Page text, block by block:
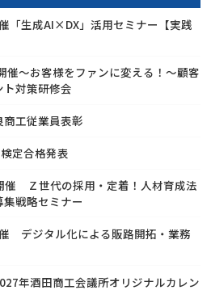
「生成AI×DX」活用セミナー【実践
催～お客様をファンに変える！～顧客
対策研修会
商工従業員表彰
定合格発表
催 Ｚ世代の採用・定着！人材育成法
戦略セミナー
デジタル化による販路開拓・業務
年酒田商工会議所オリジナルカレン